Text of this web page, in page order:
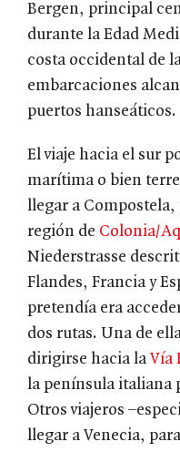
Bergen, principal
durante la Edad
costa occidental de
embarcaciones
puertos hanseáticos.
El viaje hacia el sur
marítima o bien
llegar a
región de Colonia/
Niederstrasse
Flandes, Francia y
pretendía era
dos rutas. Una de
dirigirse hacia la Vía
la península italiana
Otros viajeros
llegar a Venecia,